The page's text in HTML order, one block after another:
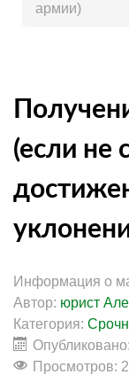
армии)
(если не
Информация о
Автор: юрист
Категория:
Просмотров: